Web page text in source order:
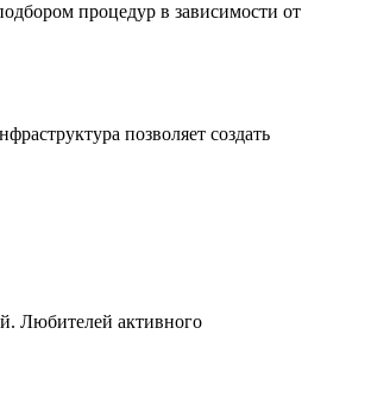
процедур в зависимости от
позволяет создать
Любителей активного